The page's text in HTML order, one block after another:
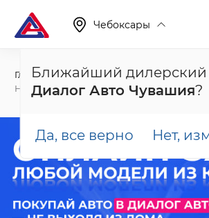
Чебоксары
Ближайший дилерский
Диалог Авто Чувашия?
Да, все верно Нет,
Главная Каталог
Новые автомобили
HS5, I Рестайлинг